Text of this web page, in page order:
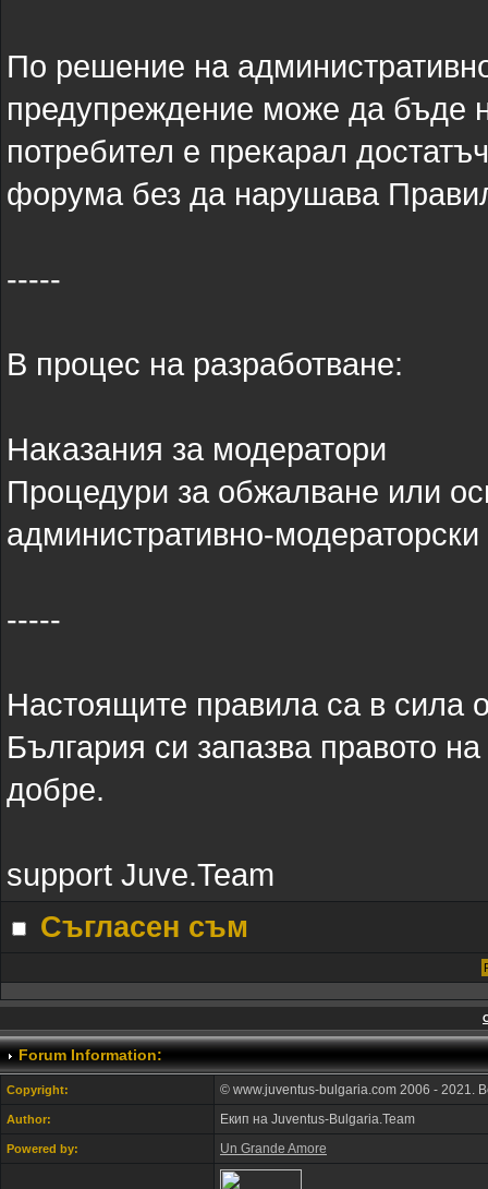
По решение на
предупреждение може да бъде
потребител е прекарал
форума без да нарушава
-----
В процес на разработване:
Наказания за модератори
Процедури за обжалване или
административно-модераторски
-----
Настоящите правила са в сила
България си запазва правото
добре.
support Juve.Team
Съгласен съм
Forum Information:
Copyright: © www.juventus-bulgaria.com 2006 - 2021.
Author: Екип на Juventus-Bulgaria.Team
Powered by: Un Grande Amore